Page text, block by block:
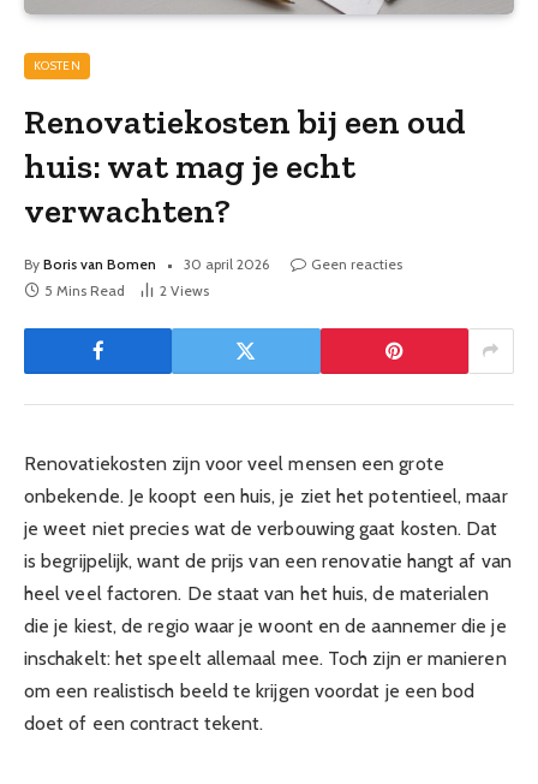
KOSTEN
Renovatiekosten bij een oud
huis: wat mag je echt
verwachten?
By Boris van Bomen 30 april 2026
Geen reacties
5 Mins Read
2 Views
Renovatiekosten zijn voor veel mensen een grote
onbekende. Je koopt een huis, je ziet het potentieel, maar
je weet niet precies wat de verbouwing gaat kosten. Dat
is begrijpelijk, want de prijs van een renovatie hangt af van
heel veel factoren. De staat van het huis, de materialen
die je kiest, de regio waar je woont en de aannemer die je
inschakelt: het speelt allemaal mee. Toch zijn er manieren
om een realistisch beeld te krijgen voordat je een bod
doet of een contract tekent.